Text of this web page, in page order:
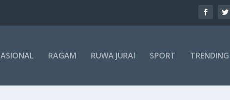
RAGAM RUWA JURAI SPORT TRENDING